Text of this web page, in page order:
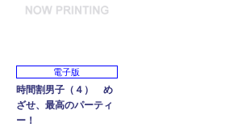
電子版
時間割男子（４） め
ざせ、最高のパーティ
ー！